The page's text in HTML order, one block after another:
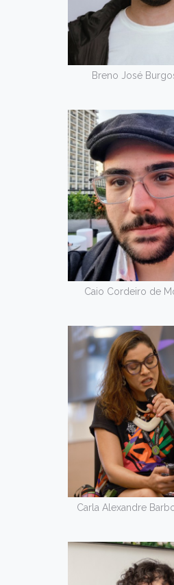
Breno José
Caio Cordeiro de
Carla Alexandre